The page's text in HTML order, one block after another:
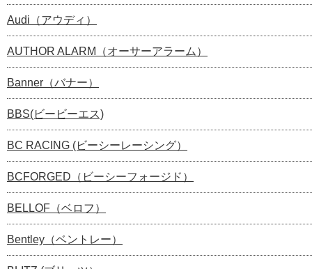
Audi（アウディ）
AUTHOR ALARM（オーサーアラーム）
Banner（バナー）
BBS(ビービーエス)
BC RACING (ビーシーレーシング）
BCFORGED（ビーシーフォージド）
BELLOF（ベロフ）
Bentley（ベントレー）